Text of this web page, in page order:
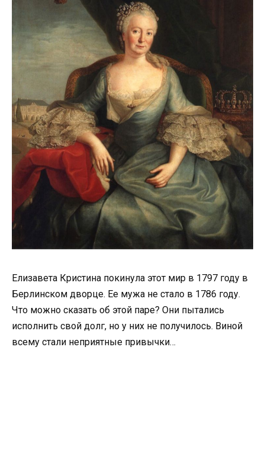
Елизавета Кристина покинула этот мир в 1797 году в
Берлинском дворце. Ее мужа не стало в 1786 году.
Что можно сказать об этой паре? Они пытались
исполнить свой долг, но у них не получилось. Виной
всему стали неприятные привычки…